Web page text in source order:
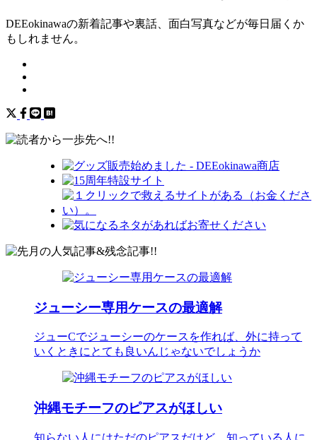
DEEokinawaの新着記事や裏話、面白写真などが毎日届くか
もしれません。
ジューシー専用ケースの最適解
ジューCでジューシーのケースを作れば、外に持って
いくときにとても良いんじゃないでしょうか
沖縄モチーフのピアスがほしい
知らない人にはただのピアスだけど、知っている人に